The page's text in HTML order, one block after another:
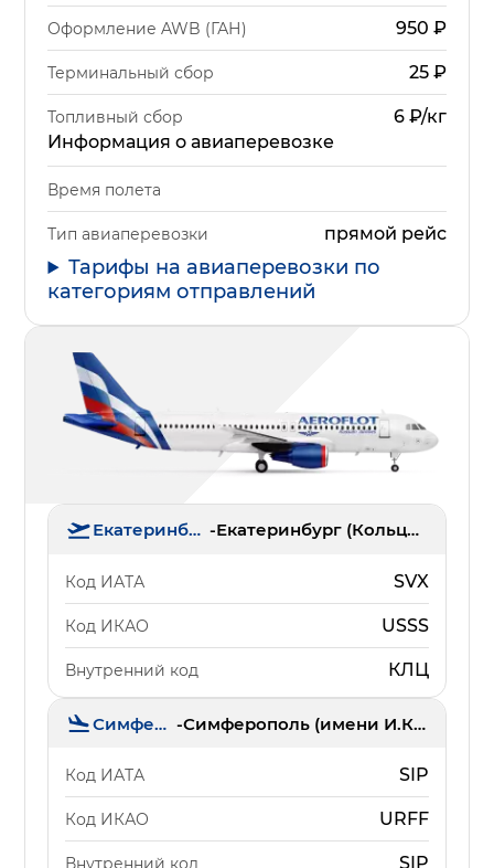
Оформление AWB (ГАН) 950 ₽
Терминальный сбор 25₽
Топливный сбор
6 ₽/кг
Информация о авиаперевозке
Время полета
Тип авиаперевозки прямой рейс
Тарифы на авиаперевозки по
категориям отправлений
Екатеринбург - Екатеринбург (Кольцово)
Код ИАТА SVX
Код ИКАО USSS
Внутренний код КЛЦ
Симферополь - Симферополь (имени И.К. Айвазовского)
Код ИАТА SIP
Код ИКАО URFF
Внутренний код SIP